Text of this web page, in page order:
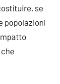
se
popolazioni